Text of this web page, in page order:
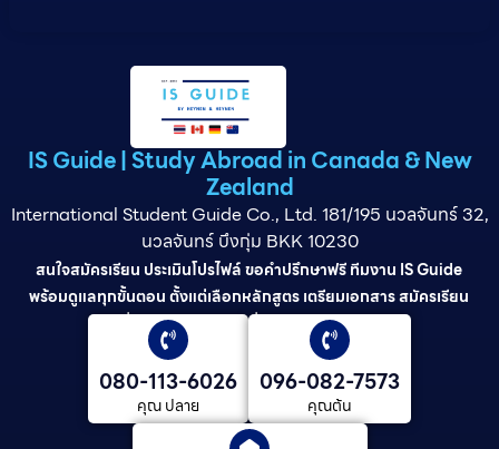
IS Guide | Study Abroad in Canada & New
Zealand
International Student Guide Co., Ltd. 181/195 นวลจันทร์ 32,
นวลจันทร์ บึงกุ่ม BKK 10230
สนใจสมัครเรียน ประเมินโปรไฟล์ ขอคำปรึกษาฟรี ทีมงาน IS Guide
พร้อมดูแลทุกขั้นตอน ตั้งแต่เลือกหลักสูตร เตรียมเอกสาร สมัครเรียน
ยื่นวีซ่า และดูแลต่อเนื่องจนจบการศึกษา
080-113-6026
คุณ ปลาย
096-082-7573
คุณต้น